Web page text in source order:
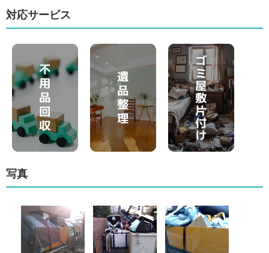
対応サービス
写真